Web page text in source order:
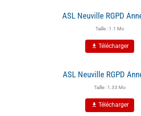
ASL Neuville RGPD
Taille : 1.1 Mo
Télécharger
ASL Neuville RGPD
Taille : 1.33 Mo
Télécharger